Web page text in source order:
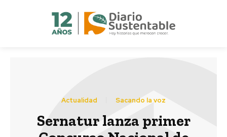
Actualidad Sacando la voz
Sernatur lanza primer